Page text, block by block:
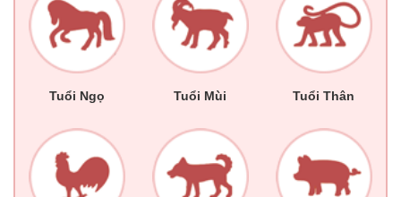
Tuổi Ngọ Tuổi Mùi Tuổi Thân